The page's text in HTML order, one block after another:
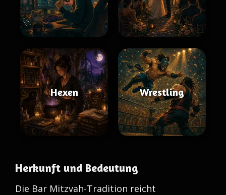
Hexen Wrestling
Herkunft und Bedeutung
Die Bar Mitzvah-Tradition reicht